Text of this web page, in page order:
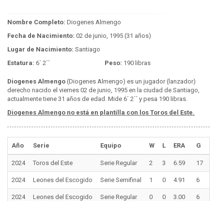
Nombre Completo: Diogenes Almengo
Fecha de Nacimiento: 02 de junio, 1995 (31 años)
Lugar de Nacimiento: Santiago
Estatura: 6´ 2´´ Peso: 190 libras
Diogenes Almengo (Diogenes Almengo) es un jugador (lanzador)
derecho nacido el viernes 02 de junio, 1995 en la ciudad de Santiago,
actualmente tiene 31 años de edad. Mide 6´ 2´´ y pesa 190 libras.
Diogenes Almengo no está en plantilla con los Toros del Este.
Año Serie Equipo W L ERA G
2024 Toros del Este Serie Regular 2 3 6.59 17
2024 Leones del Escogido Serie Semifinal 1 0 4.91 6
2024 Leones del Escogido Serie Regular 0 0 3.00 6